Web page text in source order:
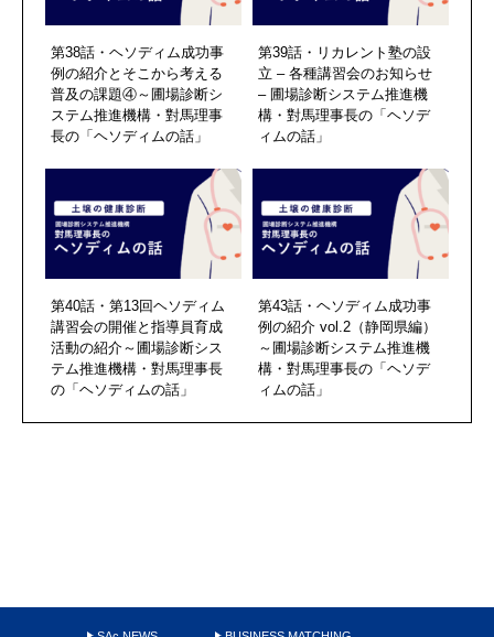
第38話・ヘソディム成功事
例の紹介とそこから考える
普及の課題④～圃場診断シ
ステム推進機構・對馬理事
長の「ヘソディムの話」
第39話・リカレント塾の設
立 – 各種講習会のお知らせ
– 圃場診断システム推進機
構・對馬理事長の「ヘソデ
ィムの話」
第40話・第13回ヘソディム
講習会の開催と指導員育成
活動の紹介～圃場診断シス
テム推進機構・對馬理事長
の「ヘソディムの話」
第43話・ヘソディム成功事
例の紹介 vol.2（静岡県編）
～圃場診断システム推進機
構・對馬理事長の「ヘソデ
ィムの話」